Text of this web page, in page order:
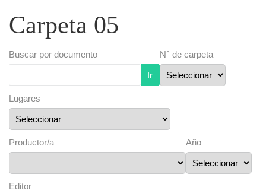
Carpeta 05
Buscar por documento
Ir
N° de carpeta
Lugares
Productor/a Año
Editor